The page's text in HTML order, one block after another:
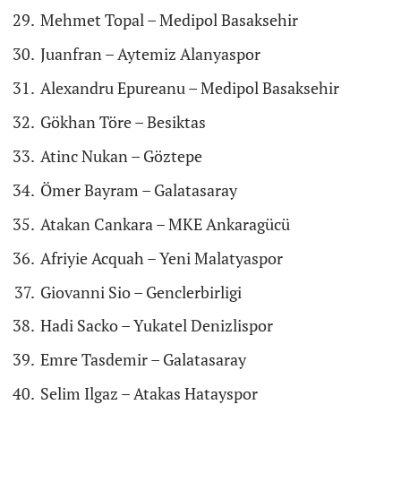
Mehmet Topal – Medipol Basaksehir
Juanfran – Aytemiz Alanyaspor
Alexandru Epureanu – Medipol Basaksehir
Gökhan Töre – Besiktas
Atinc Nukan – Göztepe
Ömer Bayram – Galatasaray
Atakan Cankara – MKE Ankaragücü
Afriyie Acquah – Yeni Malatyaspor
Giovanni Sio – Genclerbirligi
Hadi Sacko – Yukatel Denizlispor
Emre Tasdemir – Galatasaray
Selim Ilgaz – Atakas Hatayspor